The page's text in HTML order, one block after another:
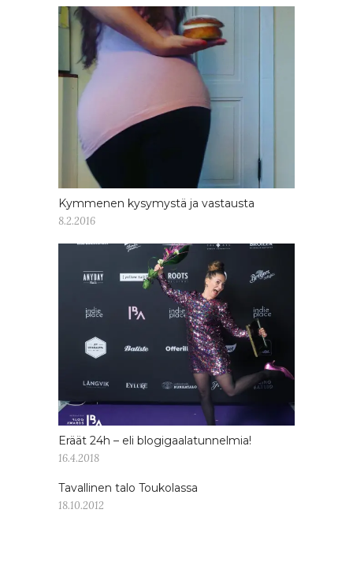
Kymmenen kysymystä ja vastausta
8.2.2016
Eräät 24h – eli blogigaalatunnelmia!
16.4.2018
Tavallinen talo Toukolassa
18.10.2012